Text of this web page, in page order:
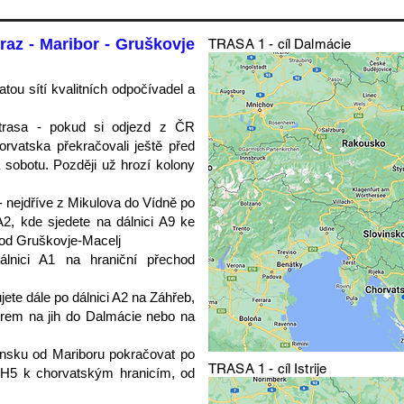
- Maribor - Gruškovje
sítí kvalitních odpočívadel a
- pokud si odjezd z ČR
překračovali ještě před
Později už hrozí kolony
z Mikulova do Vídně po
kde sjedete na dálnici A9 ke
Gruškovje-Macelj
A1 na hraniční přechod
dále po dálnici A2 na Záhřeb,
na jih do Dalmácie nebo na
od Mariboru pokračovat po
k chorvatským hranicím, od
TRASA 1 - cíl Dalmácie
TRASA 1 - cíl Istrije